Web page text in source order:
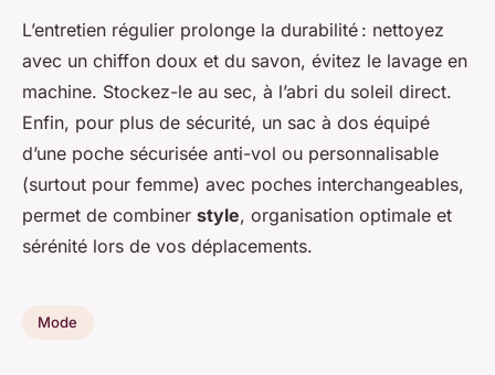
L’entretien régulier prolonge la durabilité : nettoyez
avec un chiffon doux et du savon, évitez le lavage en
machine. Stockez-le au sec, à l’abri du soleil direct.
Enfin, pour plus de sécurité, un sac à dos équipé
d’une poche sécurisée anti-vol ou personnalisable
(surtout pour femme) avec poches interchangeables,
permet de combiner style, organisation optimale et
sérénité lors de vos déplacements.
Mode